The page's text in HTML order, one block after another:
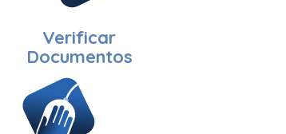
Verificar
Documentos